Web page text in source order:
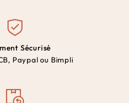
Sécurisé
Paypal ou Bimpli